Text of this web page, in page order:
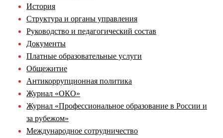
История
Структура и органы управления
Руководство и педагогический состав
Документы
Платные образовательные услуги
Общежитие
Антикоррупционная политика
Журнал «ОКО»
Журнал «Профессиональное образование в России и
за рубежом»
Международное сотрудничество